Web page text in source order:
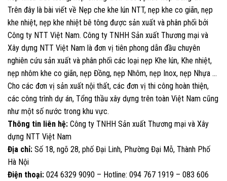
Trên đây là bài viết về Nẹp che khe lún NTT, nẹp khe co giãn, nẹp
khe nhiệt, nẹp khe nhiệt bê tông được sản xuất và phân phối bởi
Công ty NTT Việt Nam. Công ty TNHH Sản xuất Thương mại và
Xây dựng NTT Việt Nam là đơn vị tiên phong dẫn đầu chuyên
nghiên cứu sản xuất và phân phối các loại nẹp Khe lún, Khe nhiệt,
nẹp nhôm khe co giãn, nẹp Đồng, nẹp Nhôm, nẹp Inox, nẹp Nhựa …
Cho các đơn vị sản xuất nội thất, các đơn vị thi công hoàn thiện,
các công trình dự án, Tổng thầu xây dựng trên toàn Việt Nam cũng
như một số nước trong khu vực.
Thông tin liên hệ: Công ty TNHH Sản xuất Thương mại và Xây
dựng NTT Việt Nam
Địa chỉ: Số 18, ngõ 28, phố Đại Linh, Phường Đại Mỗ, Thành Phố
Hà Nội
Điện thoại: 024 6329 9090 – Hotline: 094 767 1919 – 083 606